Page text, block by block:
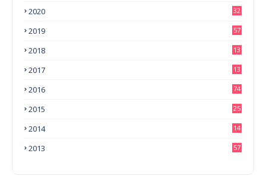
2020 32
2019 57
2018
13
2017
13
2016 74
2015 25
2014
14
2013 57